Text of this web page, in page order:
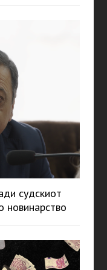
судскиот
новинарство